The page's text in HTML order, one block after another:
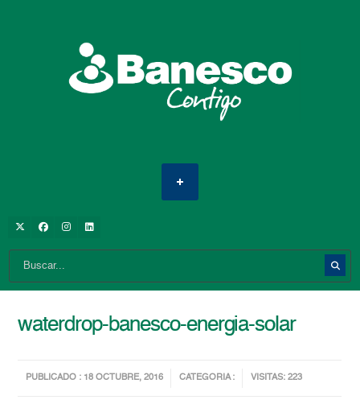
waterdrop-banesco-energia-solar
PUBLICADO : 18 OCTUBRE, 2016 CATEGORIA : VISITAS: 223